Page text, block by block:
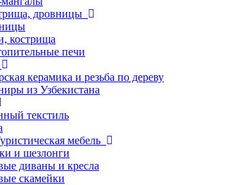
дровницы
кострища
печи
керамика и резьба по дереву
из Узбекистана
текстиль
мебель
и шезлонги
диваны и кресла
скамейки